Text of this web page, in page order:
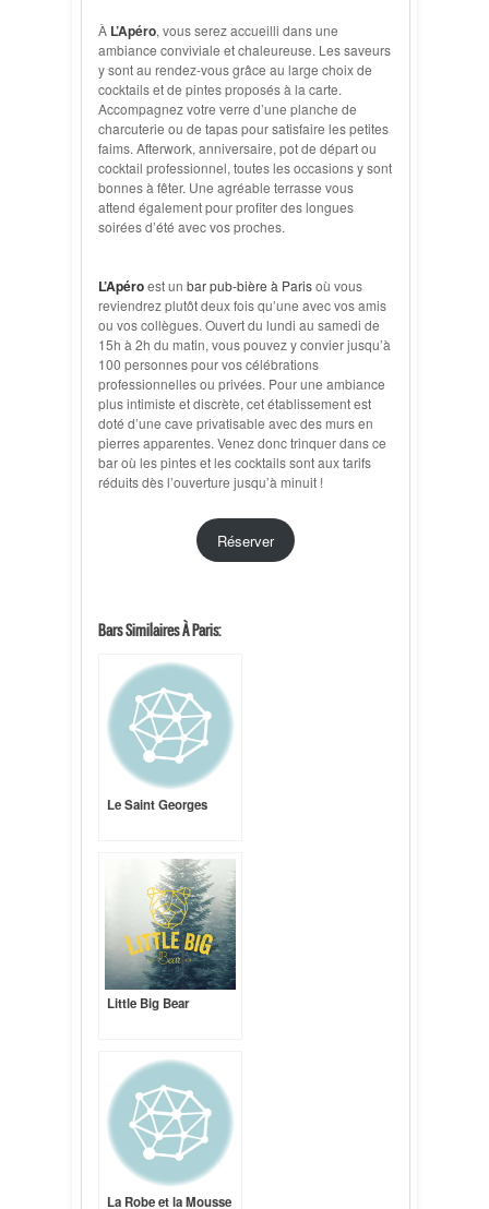
À L’Apéro, vous serez accueilli dans une
ambiance conviviale et chaleureuse. Les saveurs
y sont au rendez-vous grâce au large choix de
cocktails et de pintes proposés à la carte.
Accompagnez votre verre d’une planche de
charcuterie ou de tapas pour satisfaire les petites
faims. Afterwork, anniversaire, pot de départ ou
cocktail professionnel, toutes les occasions y sont
bonnes à fêter. Une agréable terrasse vous
attend également pour profiter des longues
soirées d’été avec vos proches.
L’Apéroest un bar pub-bière à Parisoù vous
reviendrez plutôt deux fois qu’une avec vos amis
ou vos collègues. Ouvert du lundi au samedi de
15h à 2h du matin, vous pouvez y convier jusqu’à
100 personnes pour vos célébrations
professionnelles ou privées. Pour une ambiance
plus intimiste et discrète, cet établissement est
doté d’une cave privatisable avec des murs en
pierres apparentes. Venez donc trinquer dans ce
bar où les pintes et les cocktails sont aux tarifs
réduits dès l’ouverture jusqu’à minuit !
Réserver
Bars Similaires À Paris:
Le Saint Georges
Little Big Bear
La Robe et la Mousse